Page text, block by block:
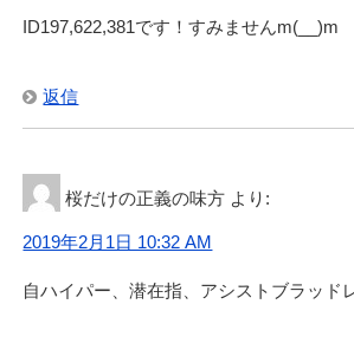
ID197,622,381です！すみませんm(__)m
返信
桜だけの正義の味方 より:
2019年2月1日 10:32 AM
自ハイパー、潜在指、アシストブラッド